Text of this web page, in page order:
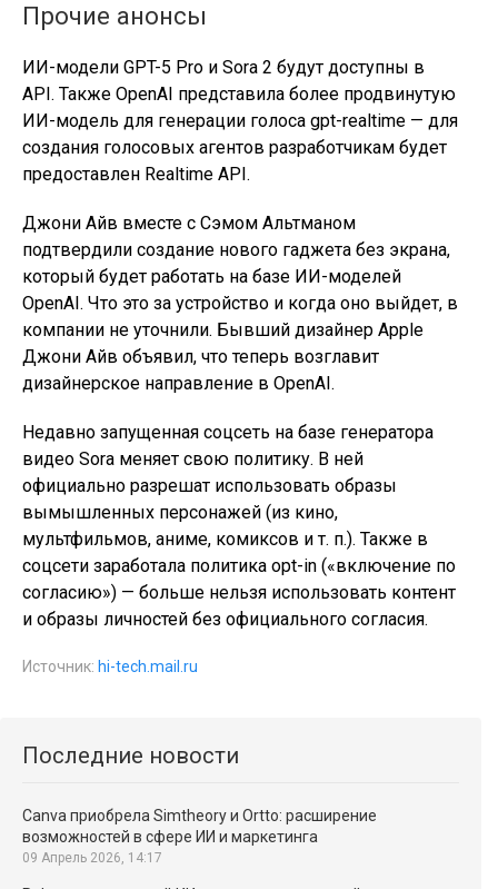
Прочие анонсы
ИИ-модели GPT-5 Pro и Sora 2 будут доступны в
API. Также OpenAI представила более продвинутую
ИИ-модель для генерации голоса gpt-realtime — для
создания голосовых агентов разработчикам будет
предоставлен Realtime API.
Джони Айв вместе с Сэмом Альтманом
подтвердили создание нового гаджета без экрана,
который будет работать на базе ИИ-моделей
OpenAI. Что это за устройство и когда оно выйдет, в
компании не уточнили. Бывший дизайнер Apple
Джони Айв объявил, что теперь возглавит
дизайнерское направление в OpenAI.
Недавно запущенная соцсеть на базе генератора
видео Sora меняет свою политику. В ней
официально разрешат использовать образы
вымышленных персонажей (из кино,
мультфильмов, аниме, комиксов и т. п.). Также в
соцсети заработала политика opt-in («включение по
согласию») — больше нельзя использовать контент
и образы личностей без официального согласия.
Источник: hi-tech.mail.ru
Последние новости
Canva приобрела Simtheory и Ortto: расширение
возможностей в сфере ИИ и маркетинга
09 Апрель 2026, 14:17